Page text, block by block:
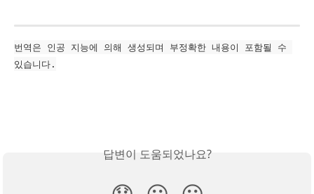
번역은 인공 지능에 의해 생성되며 부정확한 내용이 포함될 수
있습니다.
답변이 도움되었나요?